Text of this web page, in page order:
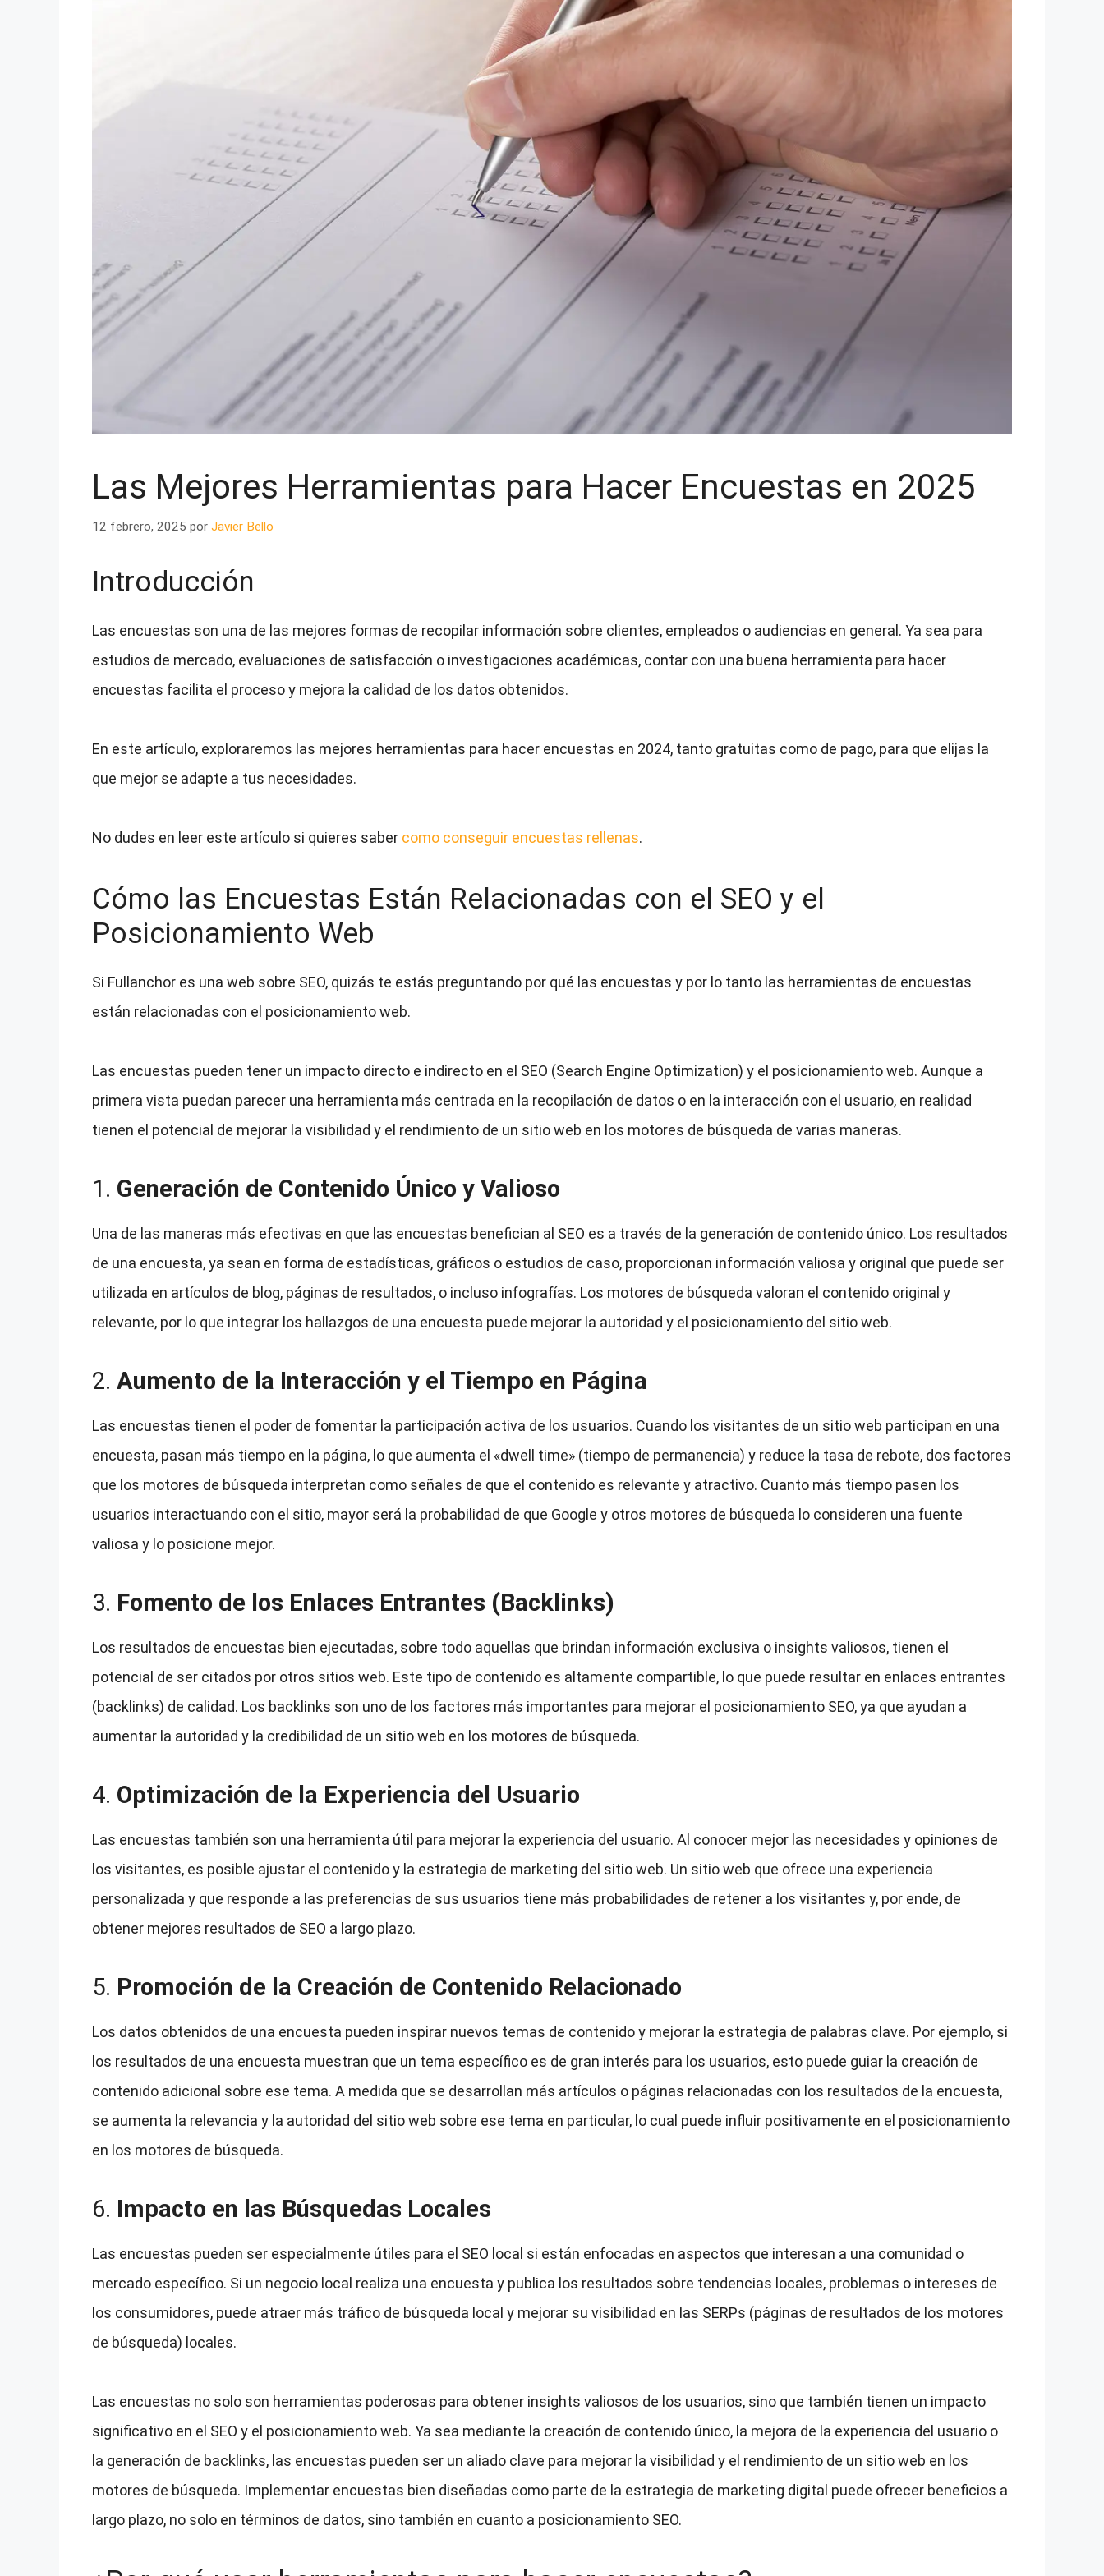
Las Mejores Herramientas para Hacer Encuestas en 2025
12 febrero, 2025 por Javier Bello
Introducción
Las encuestas son una de las mejores formas de recopilar información sobre clientes, empleados o audiencias en general. Ya sea para
estudios de mercado, evaluaciones de satisfacción o investigaciones académicas, contar con una buena herramienta para hacer
encuestas facilita el proceso y mejora la calidad de los datos obtenidos.
En este artículo, exploraremos las mejores herramientas para hacer encuestas en 2024, tanto gratuitas como de pago, para que elijas la
que mejor se adapte a tus necesidades.
No dudes en leer este artículo si quieres saber como conseguir encuestas rellenas.
Cómo las Encuestas Están Relacionadas con el SEO y el
Posicionamiento Web
Si Fullanchor es una web sobre SEO, quizás te estás preguntando por qué las encuestas y por lo tanto las herramientas de encuestas
están relacionadas con el posicionamiento web.
Las encuestas pueden tener un impacto directo e indirecto en el SEO (Search Engine Optimization) y el posicionamiento web. Aunque a
primera vista puedan parecer una herramienta más centrada en la recopilación de datos o en la interacción con el usuario, en realidad
tienen el potencial de mejorar la visibilidad y el rendimiento de un sitio web en los motores de búsqueda de varias maneras.
1. Generación de Contenido Único y Valioso
Una de las maneras más efectivas en que las encuestas benefician al SEO es a través de la generación de contenido único. Los resultados
de una encuesta, ya sean en forma de estadísticas, gráficos o estudios de caso, proporcionan información valiosa y original que puede ser
utilizada en artículos de blog, páginas de resultados, o incluso infografías. Los motores de búsqueda valoran el contenido original y
relevante, por lo que integrar los hallazgos de una encuesta puede mejorar la autoridad y el posicionamiento del sitio web.
2. Aumento de la Interacción y el Tiempo en Página
Las encuestas tienen el poder de fomentar la participación activa de los usuarios. Cuando los visitantes de un sitio web participan en una
encuesta, pasan más tiempo en la página, lo que aumenta el «dwell time» (tiempo de permanencia) y reduce la tasa de rebote, dos factores
que los motores de búsqueda interpretan como señales de que el contenido es relevante y atractivo. Cuanto más tiempo pasen los
usuarios interactuando con el sitio, mayor será la probabilidad de que Google y otros motores de búsqueda lo consideren una fuente
valiosa y lo posicione mejor.
3. Fomento de los Enlaces Entrantes (Backlinks)
Los resultados de encuestas bien ejecutadas, sobre todo aquellas que brindan información exclusiva o insights valiosos, tienen el
potencial de ser citados por otros sitios web. Este tipo de contenido es altamente compartible, lo que puede resultar en enlaces entrantes
(backlinks) de calidad. Los backlinks son uno de los factores más importantes para mejorar el posicionamiento SEO, ya que ayudan a
aumentar la autoridad y la credibilidad de un sitio web en los motores de búsqueda.
4. Optimización de la Experiencia del Usuario
Las encuestas también son una herramienta útil para mejorar la experiencia del usuario. Al conocer mejor las necesidades y opiniones de
los visitantes, es posible ajustar el contenido y la estrategia de marketing del sitio web. Un sitio web que ofrece una experiencia
personalizada y que responde a las preferencias de sus usuarios tiene más probabilidades de retener a los visitantes y, por ende, de
obtener mejores resultados de SEO a largo plazo.
5. Promoción de la Creación de Contenido Relacionado
Los datos obtenidos de una encuesta pueden inspirar nuevos temas de contenido y mejorar la estrategia de palabras clave. Por ejemplo, si
los resultados de una encuesta muestran que un tema específico es de gran interés para los usuarios, esto puede guiar la creación de
contenido adicional sobre ese tema. A medida que se desarrollan más artículos o páginas relacionadas con los resultados de la encuesta,
se aumenta la relevancia y la autoridad del sitio web sobre ese tema en particular, lo cual puede influir positivamente en el posicionamiento
en los motores de búsqueda.
6. Impacto en las Búsquedas Locales
Las encuestas pueden ser especialmente útiles para el SEO local si están enfocadas en aspectos que interesan a una comunidad o
mercado específico. Si un negocio local realiza una encuesta y publica los resultados sobre tendencias locales, problemas o intereses de
los consumidores, puede atraer más tráfico de búsqueda local y mejorar su visibilidad en las SERPs (páginas de resultados de los motores
de búsqueda) locales.
Las encuestas no solo son herramientas poderosas para obtener insights valiosos de los usuarios, sino que también tienen un impacto
significativo en el SEO y el posicionamiento web. Ya sea mediante la creación de contenido único, la mejora de la experiencia del usuario o
la generación de backlinks, las encuestas pueden ser un aliado clave para mejorar la visibilidad y el rendimiento de un sitio web en los
motores de búsqueda. Implementar encuestas bien diseñadas como parte de la estrategia de marketing digital puede ofrecer beneficios a
largo plazo, no solo en términos de datos, sino también en cuanto a posicionamiento SEO.